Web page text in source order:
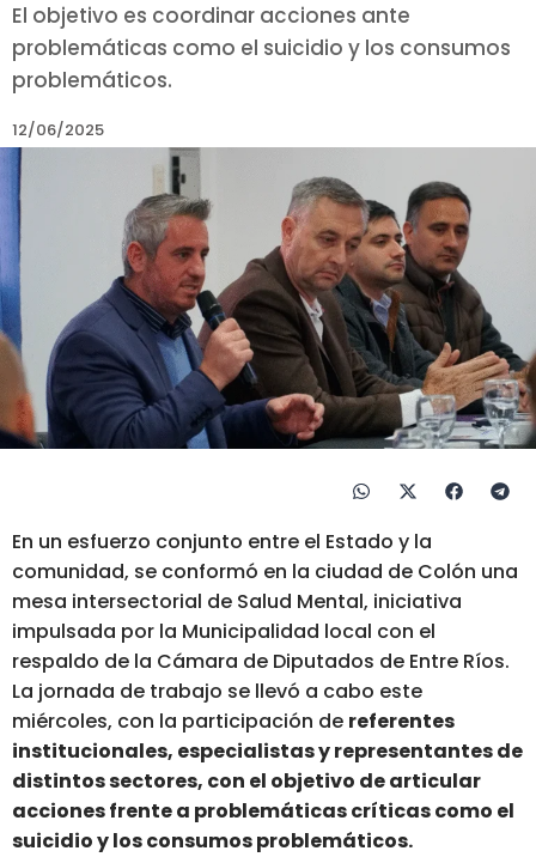
El objetivo es coordinar acciones ante
problemáticas como el suicidio y los consumos
problemáticos.
12/06/2025
En un esfuerzo conjunto entre el Estado y la
comunidad, se conformó en la ciudad de Colón una
mesa intersectorial de Salud Mental, iniciativa
impulsada por la Municipalidad local con el
respaldo de la Cámara de Diputados de Entre Ríos.
La jornada de trabajo se llevó a cabo este
miércoles, con la participación de referentes
institucionales, especialistas y representantes de
distintos sectores, con el objetivo de articular
acciones frente a problemáticas críticas como el
suicidio y los consumos problemáticos.